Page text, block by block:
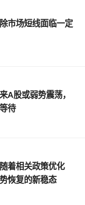
市场短线面临一定
A股或弱势震荡，
待
着相关政策优化
恢复的新稳态